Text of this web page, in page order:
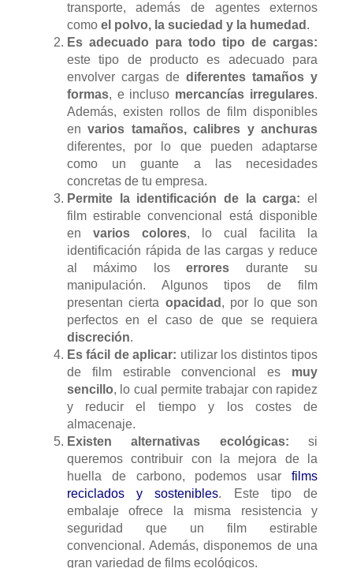
transporte, además de agentes externos
como el polvo, la suciedad y la humedad .
Es adecuado para todo tipo de cargas:
este tipo de producto es adecuado para
envolver cargas dediferentes tamaños y
formas, e incluso mercancías irregulares.
Además, existen rollos de film disponibles
envarios tamaños, calibres y anchuras
diferentes, por lo que pueden adaptarse
como un guante a las necesidades
concretas de tu empresa.
Permite la identificación de la carga: el
film estirable convencional está disponible
en varios colores, lo cual facilita la
identificación rápida de las cargas y reduce
al máximo loserrores durante su
manipulación. Algunos tipos de film
presentan cierta opacidad , por lo que son
perfectos en el caso de que se requiera
discreción.
Es fácil de aplicar: utilizar los distintos tipos
de film estirable convencional es muy
sencillo, lo cual permite trabajar con rapidez
y reducir el tiempo y los costes de
almacenaje.
Existen alternativas ecológicas: si
queremos contribuir con la mejora de la
huella de carbono, podemos usarfilms
reciclados y sostenibles. Este tipo de
embalaje ofrece la misma resistencia y
seguridad que un film estirable
convencional. Además, disponemos de una
gran variedad de films ecológicos.